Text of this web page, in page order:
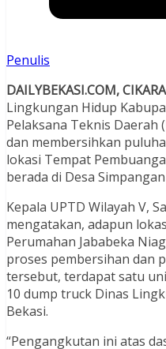
Penulis
DAILYBEKASI.COM,
Lingkungan Hidup
Pelaksana Teknis Daerah
dan membersihkan
lokasi Tempat
berada di Desa
Kepala UPTD Wilayah V,
mengatakan, adapun
Perumahan Jababeka
proses pembersihan dan
tersebut, terdapat satu
10 dump truck Dinas
Bekasi.
“Pengangkutan ini atas